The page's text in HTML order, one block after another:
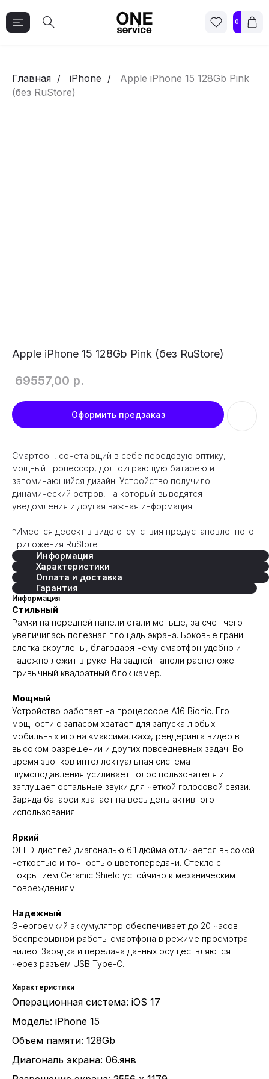
0
Главная iPhone
Apple iPhone 15 128Gb Pink
(без RuStore)
Apple iPhone 15 128Gb Pink (без RuStore)
69557,00 р.
Оформить предзаказ
Cмартфон, сочетающий в себе передовую оптику,
мощный процессор, долгоиграющую батарею и
запоминающийся дизайн. Устройство получило
динамический остров, на который выводятся
уведомления и другая важная информация.
*Имеется дефект в виде отсутствия предустановленного
приложения RuStore
Информация
Характеристики
Оплата и доставка
Гарантия
Информация
Стильный
Рамки на передней панели стали меньше, за счет чего
увеличилась полезная площадь экрана. Боковые грани
слегка скруглены, благодаря чему смартфон удобно и
надежно лежит в руке. На задней панели расположен
привычный квадратный блок камер.
Мощный
Устройство работает на процессоре A16 Bionic. Его
мощности с запасом хватает для запуска любых
мобильных игр на «максималках», рендеринга видео в
высоком разрешении и других повседневных задач. Во
время звонков интеллектуальная система
шумоподавления усиливает голос пользователя и
заглушает остальные звуки для четкой голосовой связи.
Заряда батареи хватает на весь день активного
использования.
Яркий
OLED-дисплей диагональю 6.1 дюйма отличается высокой
четкостью и точностью цветопередачи. Стекло с
покрытием Ceramic Shield устойчиво к механическим
повреждениям.
Надежный
Энергоемкий аккумулятор обеспечивает до 20 часов
беспрерывной работы смартфона в режиме просмотра
видео. Зарядка и передача данных осуществляются
через разъем USB Type-C.
Характеристики
Операционная система: iOS 17
Модель: iPhone 15
Объем памяти: 128Gb
Диагональ экрана: 06.янв